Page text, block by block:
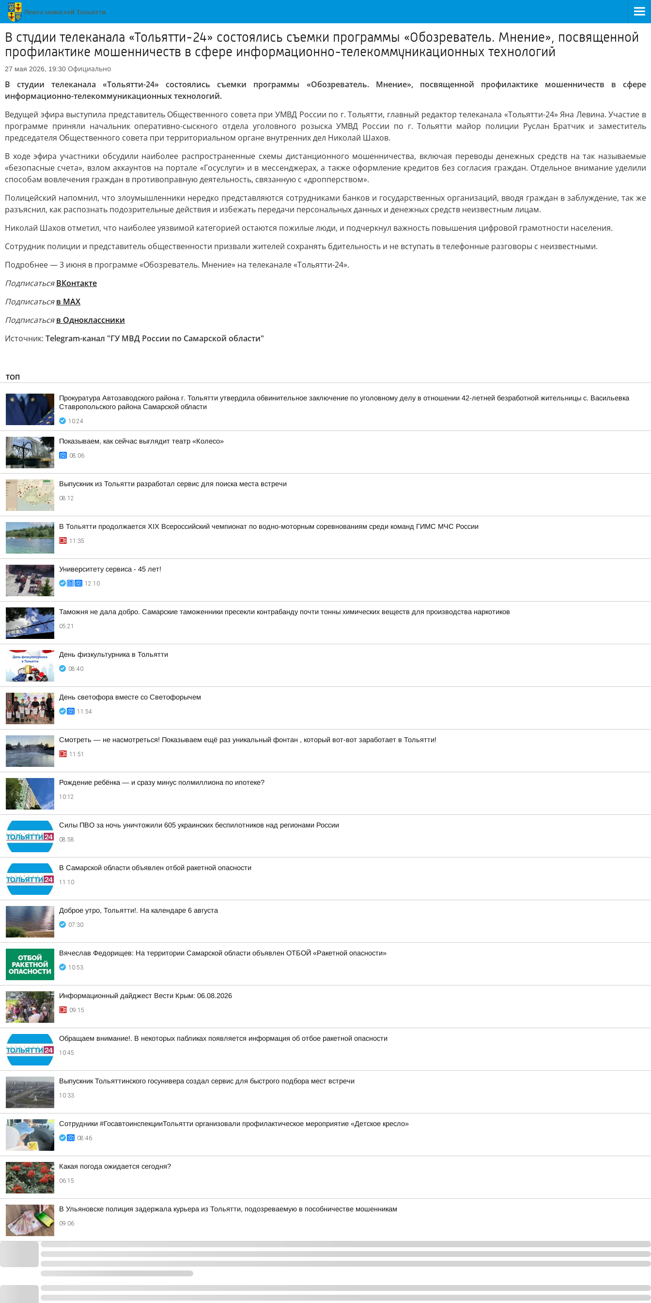
В студии телеканала «Тольятти-24» состоялись съемки программы «Обозреватель. Мнение», посвященной
профилактике мошенничеств в сфере информационно-телекоммуникационных технологий
27 мая 2026, 19:30 Официально
В студии телеканала «Тольятти-24» состоялись съемки программы «Обозреватель. Мнение», посвященной профилактике мошенничеств в сфере
информационно-телекоммуникационных технологий.
Ведущей эфира выступила представитель Общественного совета при УМВД России по г. Тольятти, главный редактор телеканала «Тольятти-24» Яна Левина. Участие в
программе приняли начальник оперативно-сыскного отдела уголовного розыска УМВД России по г. Тольятти майор полиции Руслан Братчик и заместитель
председателя Общественного совета при территориальном органе внутренних дел Николай Шахов.
В ходе эфира участники обсудили наиболее распространенные схемы дистанционного мошенничества, включая переводы денежных средств на так называемые
«безопасные счета», взлом аккаунтов на портале «Госуслуги» и в мессенджерах, а также оформление кредитов без согласия граждан. Отдельное внимание уделили
способам вовлечения граждан в противоправную деятельность, связанную с «дропперством».
Полицейский напомнил, что злоумышленники нередко представляются сотрудниками банков и государственных организаций, вводя граждан в заблуждение, так же
разъяснил, как распознать подозрительные действия и избежать передачи персональных данных и денежных средств неизвестным лицам.
Николай Шахов отметил, что наиболее уязвимой категорией остаются пожилые люди, и подчеркнул важность повышения цифровой грамотности населения.
Сотрудник полиции и представитель общественности призвали жителей сохранять бдительность и не вступать в телефонные разговоры с неизвестными.
Подробнее — 3 июня в программе «Обозреватель. Мнение» на телеканале «Тольятти-24».
Подписаться ВКонтакте
Подписатьсяв MAX
Подписатьсяв Одноклассники
Источник: Telegram-канал "ГУ МВД России по Самарской области"
ТОП
Прокуратура Автозаводского района г. Тольятти утвердила обвинительное заключение по уголовному делу в отношении 42-летней безработной жительницы с. Васильевка
Ставропольского района Самарской области
10:24
Показываем, как сейчас выглядит театр «Колесо»
08:06
Выпускник из Тольятти разработал сервис для поиска места встречи
08:12
В Тольятти продолжается XIX Всероссийский чемпионат по водно-моторным соревнованиям среди команд ГИМС МЧС России
11:35
Университету сервиса - 45 лет!
12:10
Таможня не дала добро. Самарские таможенники пресекли контрабанду почти тонны химических веществ для производства наркотиков
05:21
День физкультурника в Тольятти
08:40
День светофора вместе со Светофорычем
11:54
Смотреть — не насмотреться! Показываем ещё раз уникальный фонтан , который вот-вот заработает в Тольятти!
11:51
Рождение ребёнка — и сразу минус полмиллиона по ипотеке?
10:12
Силы ПВО за ночь уничтожили 605 украинских беспилотников над регионами России
08:58
В Самарской области объявлен отбой ракетной опасности
11:10
Доброе утро, Тольятти!. На календаре 6 августа
07:30
Вячеслав Федорищев: На территории Самарской области объявлен ОТБОЙ «Ракетной опасности»
10:53
Информационный дайджест Вести Крым: 06.08.2026
09:15
Обращаем внимание!. В некоторых пабликах появляется информация об отбое ракетной опасности
10:45
Выпускник Тольяттинского госунивера создал сервис для быстрого подбора мест встречи
10:33
Сотрудники #ГосавтоинспекцииТольятти организовали профилактическое мероприятие «Детское кресло»
08:46
Какая погода ожидается сегодня?
06:15
В Ульяновске полиция задержала курьера из Тольятти, подозреваемую в пособничестве мошенникам
09:06